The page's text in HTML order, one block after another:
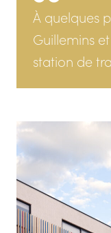
À quelques
Guillemins
station de
Les avantages